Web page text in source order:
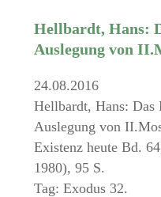
Hellbardt, Hans:
Auslegung von
24.08.2016
Hellbardt, Hans: Das
Auslegung von
Existenz heute Bd.
1980), 95 S.
Tag: Exodus 32.